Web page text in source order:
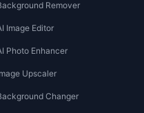
Remover
Image Editor
Photo Enhancer
Upscaler
Changer